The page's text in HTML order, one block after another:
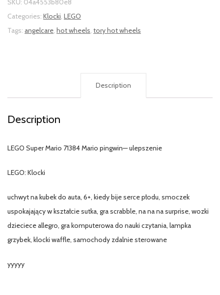
SKU: 04a4553b80e8
Categories: Klocki, LEGO
Tags: angelcare, hot wheels, tory hot wheels
Description
Description
LEGO Super Mario 71384 Mario pingwin— ulepszenie
LEGO: Klocki
uchwyt na kubek do auta, 6+, kiedy bije serce płodu, smoczek
uspokajający w kształcie sutka, gra scrabble, na na na surprise, wozki
dzieciece allegro, gra komputerowa do nauki czytania, lampka
grzybek, klocki waffle, samochody zdalnie sterowane
yyyyy